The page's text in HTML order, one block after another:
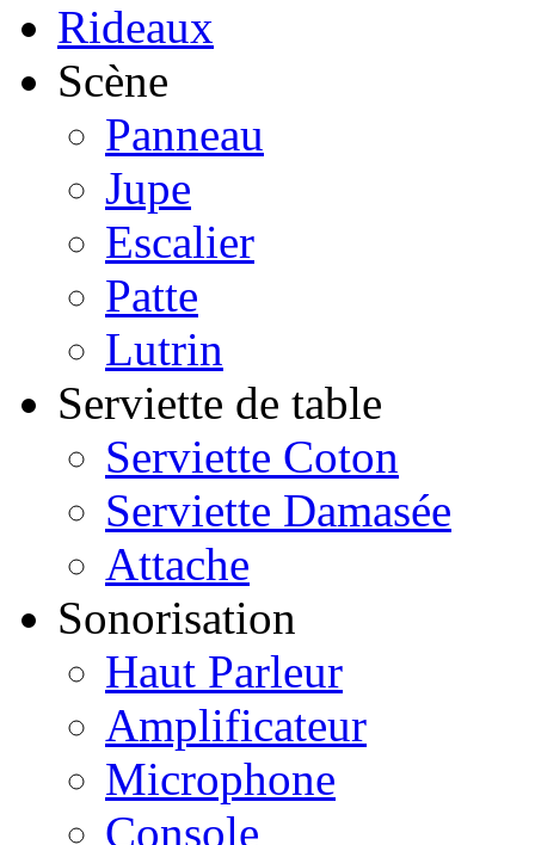
Rideaux
Scène
Panneau
Jupe
Escalier
Patte
Lutrin
Serviette de table
Serviette Coton
Serviette Damasée
Attache
Sonorisation
Haut Parleur
Amplificateur
Microphone
Console